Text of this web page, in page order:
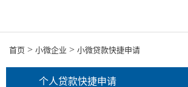
首页 > 小微企业 > 小微贷款快捷申请
个人贷款快捷申请